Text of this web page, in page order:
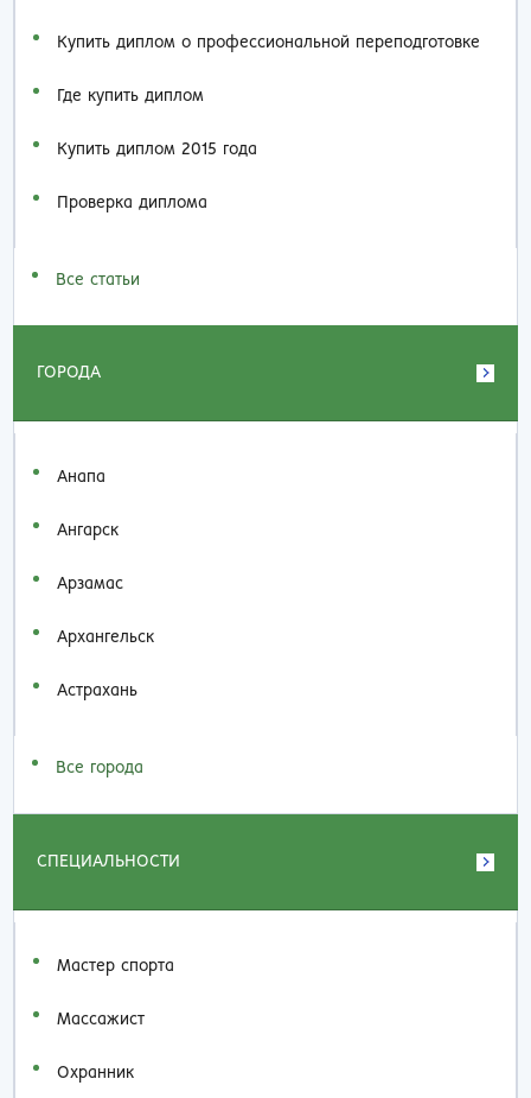
Купить диплом о профессиональной переподготовке
Где купить диплом
Купить диплом 2015 года
Проверка диплома
Все статьи
ГОРОДА
Анапа
Ангарск
Арзамас
Архангельск
Астрахань
Все города
СПЕЦИАЛЬНОСТИ
Мастер спорта
Массажист
Охранник